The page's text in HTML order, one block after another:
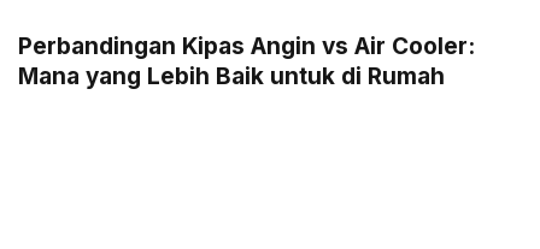
Perbandingan Kipas Angin vs Air Cooler:
Mana yang Lebih Baik untuk di Rumah